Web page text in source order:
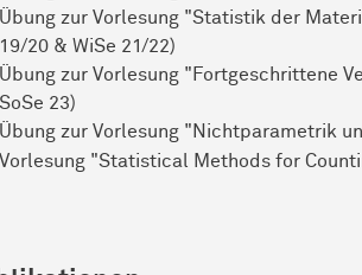
Übung zur Vorlesung "Statistik der
19/20 & WiSe 21/22)
Übung zur Vorlesung "Fortgeschrittene
SoSe 23)
Übung zur Vorlesung "Nichtparametrik
Vorlesung "Statistical Methods for